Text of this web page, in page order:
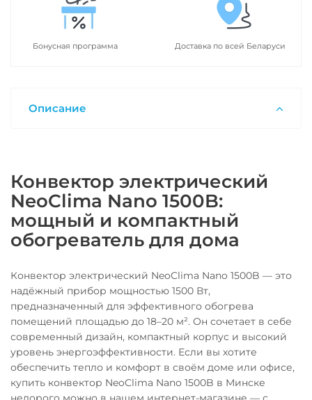
Бонусная программа Доставка по всей Беларуси
Описание
Конвектор электрический
NeoClima Nano 1500B:
мощный и компактный
обогреватель для дома
Конвектор электрический NeoClima Nano 1500B — это
надёжный прибор мощностью 1500 Вт,
предназначенный для эффективного обогрева
помещений площадью до 18–20 м². Он сочетает в себе
современный дизайн, компактный корпус и высокий
уровень энергоэффективности. Если вы хотите
обеспечить тепло и комфорт в своём доме или офисе,
купить конвектор NeoClima Nano 1500B в Минске